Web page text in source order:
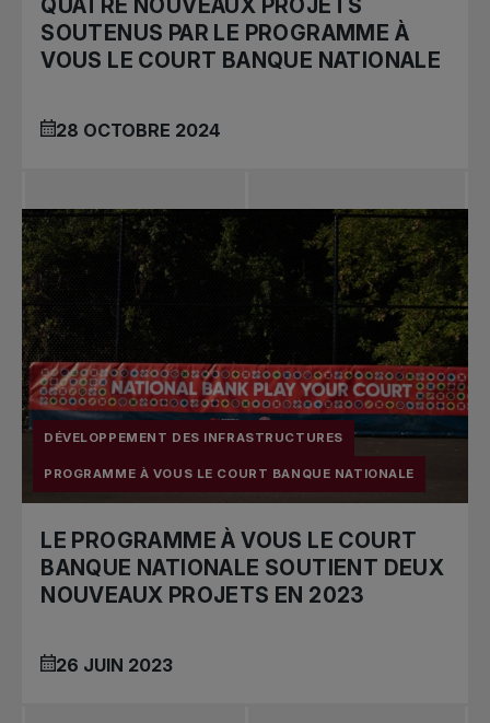
QUATRE NOUVEAUX PROJETS
SOUTENUS PAR LE PROGRAMME À
VOUS LE COURT BANQUE NATIONALE
28 OCTOBRE 2024
DÉVELOPPEMENT DES INFRASTRUCTURES
PROGRAMME À VOUS LE COURT BANQUE NATIONALE
LE PROGRAMME À VOUS LE COURT
BANQUE NATIONALE SOUTIENT DEUX
NOUVEAUX PROJETS EN 2023
26 JUIN 2023